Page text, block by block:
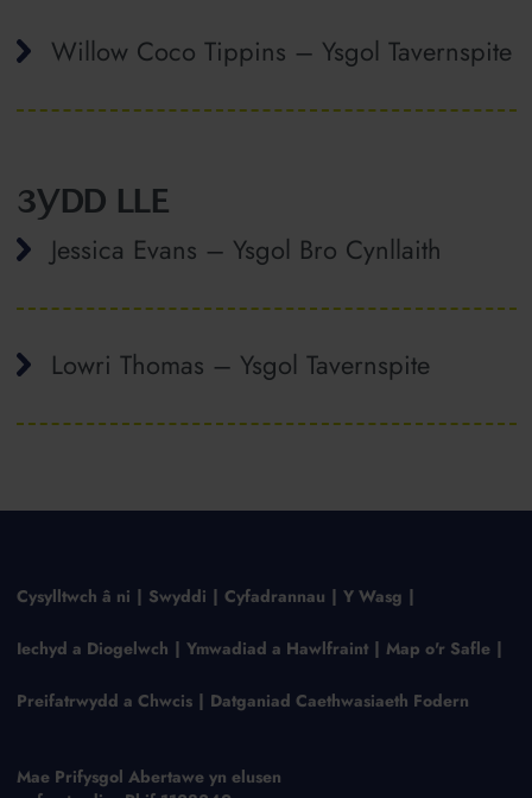
Willow Coco Tippins – Ysgol Tavernspite
3YDD LLE
Jessica Evans – Ysgol Bro Cynllaith
Lowri Thomas – Ysgol Tavernspite
Cysylltwch â ni Swyddi Cyfadrannau Y Wasg
Iechyd a Diogelwch Ymwadiad a Hawlfraint Map o'r Safle
Preifatrwydd a Chwcis Datganiad Caethwasiaeth Fodern
Mae Prifysgol Abertawe yn elusen